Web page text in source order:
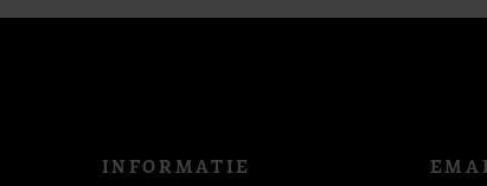
INFORMATIE